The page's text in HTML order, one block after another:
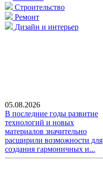
Строительство
Ремонт
Дизайн и интерьер
05.08.2026
В последние годы развитие
технологий и новых
материалов значительно
расширили возможности для
создания гармоничных и...